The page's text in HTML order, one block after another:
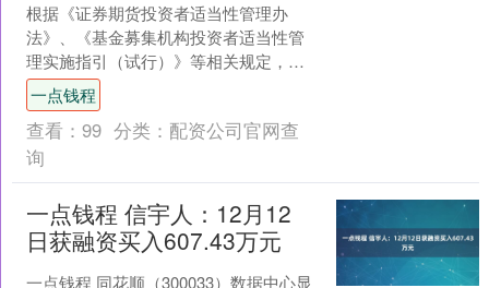
根据《证券期货投资者适当性管理办
法》、《基金募集机构投资者适当性管
理实施指引（试行）》等相关规定，中
银基金管理有限公司（以下简称“本公
司”）对旗下公募基金产品风....
一点钱程
查看： 99 分类： 配资公司官网查
询
一点钱程 信宇人：12月12
日获融资买入607.43万元
一点钱程 同花顺（300033）数据中心显